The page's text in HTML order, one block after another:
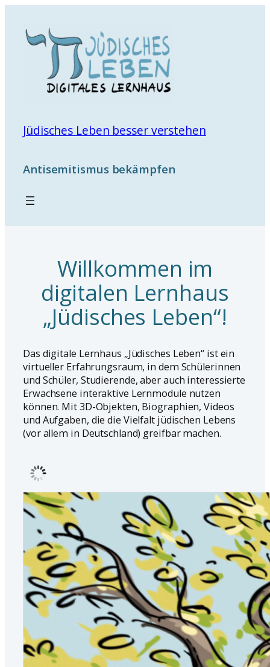
Jüdisches Leben besser verstehen
Antisemitismus bekämpfen
Willkommen im
digitalen Lernhaus
„Jüdisches Leben“!
Das digitale Lernhaus „Jüdisches Leben“ ist ein
virtueller Erfahrungsraum, in dem Schülerinnen
und Schüler, Studierende, aber auch interessierte
Erwachsene interaktive Lernmodule nutzen
können. Mit 3D-Objekten, Biographien, Videos
und Aufgaben, die die Vielfalt jüdischen Lebens
(vor allem in Deutschland) greifbar machen.